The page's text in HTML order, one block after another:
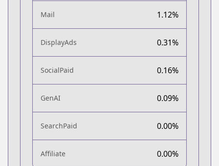
Mail 1.12%
DisplayAds 0.31%
SocialPaid 0.16%
GenAI 0.09%
SearchPaid 0.00%
Affiliate 0.00%